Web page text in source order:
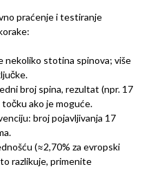
praćenje i testiranje
nekoliko stotina spinova; više
broj spina, rezultat (npr. 17
ako je moguće.
broj pojavljivanja 17
(≈2,70% za evropski
razlikuje, primenite